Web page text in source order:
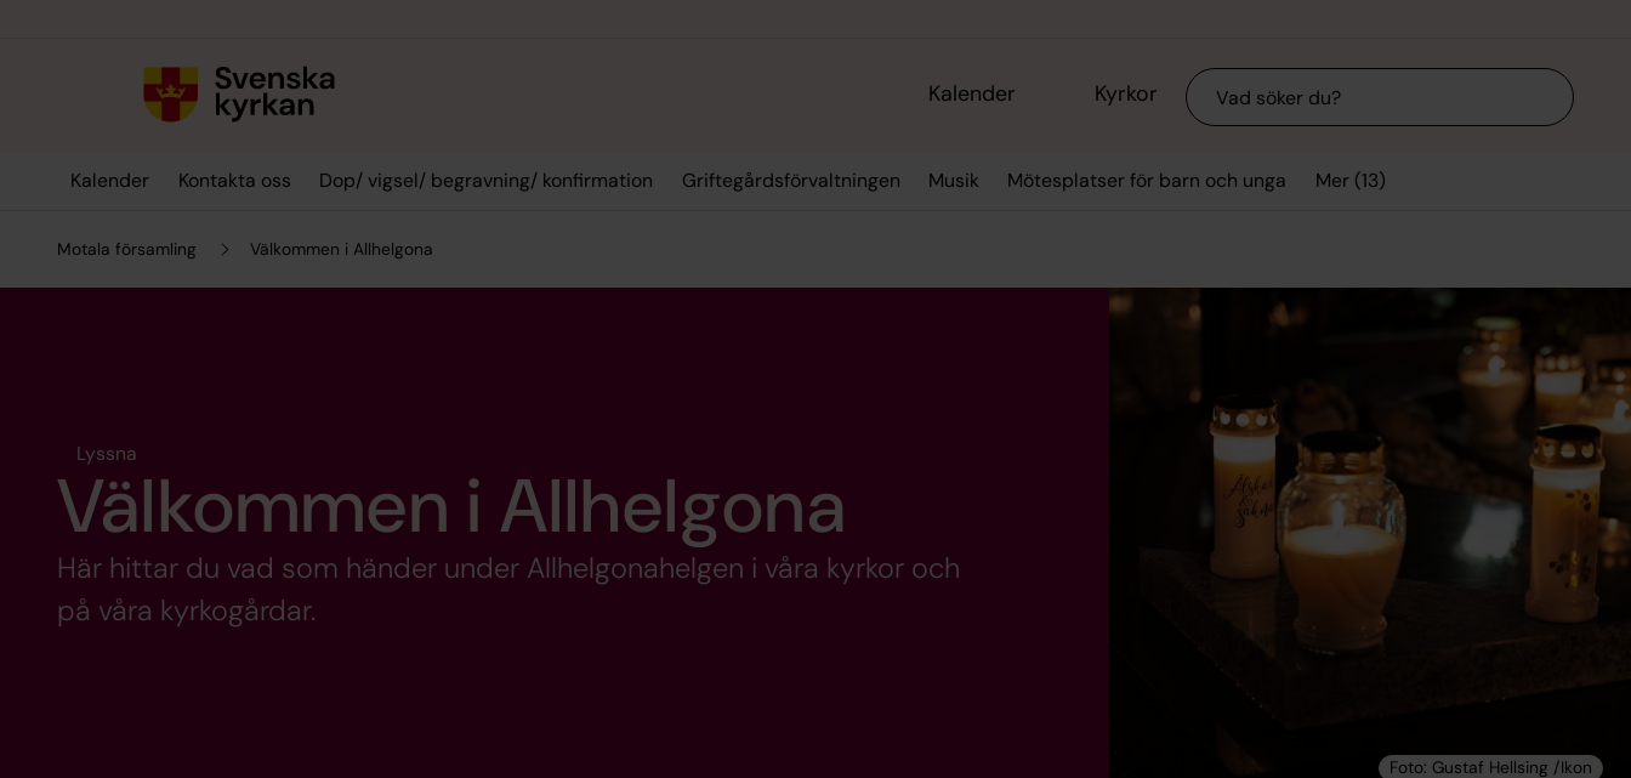
Kalender Kyrkor Sök
Kalender Kontakta oss Dop/ vigsel/ begravning/ konfirmation Griftegårdsförvaltningen Musik Mötesplatser för barn och unga Mer (13)
Motala församling Välkommen i Allhelgona
Lyssna
Välkommen i Allhelgona
Här hittar du vad som händer under Allhelgonahelgen i våra kyrkor och
på våra kyrkogårdar.